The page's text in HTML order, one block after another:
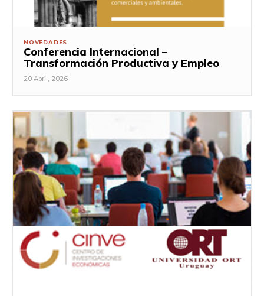
NOVEDADES
Conferencia Internacional –
Transformación Productiva y Empleo
20 Abril, 2026